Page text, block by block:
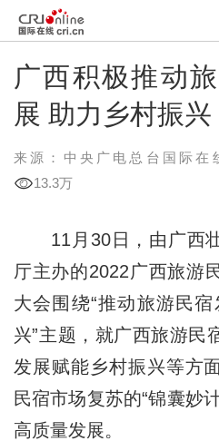
广西积极推动
展 助力乡村振兴
来源：中央广电总台国际在
13.3万
11月30日，由广西壮
厅主办的2022广西旅游
大会围绕“推动旅游民
兴”主题，就广西旅游民
发展赋能乡村振兴等方
民宿市场复苏的“锦囊妙
高质量发展。